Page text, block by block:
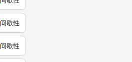
间歇性
间歇性